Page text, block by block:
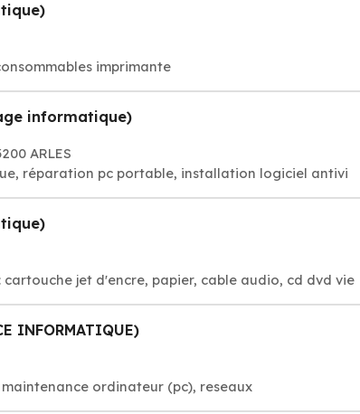
imprimante
informatique)
ARLES
réparation pc portable, installation logiciel antivi
jet d'encre, papier, cable audio, cd dvd vie
INFORMATIQUE)
ordinateur (pc), reseaux